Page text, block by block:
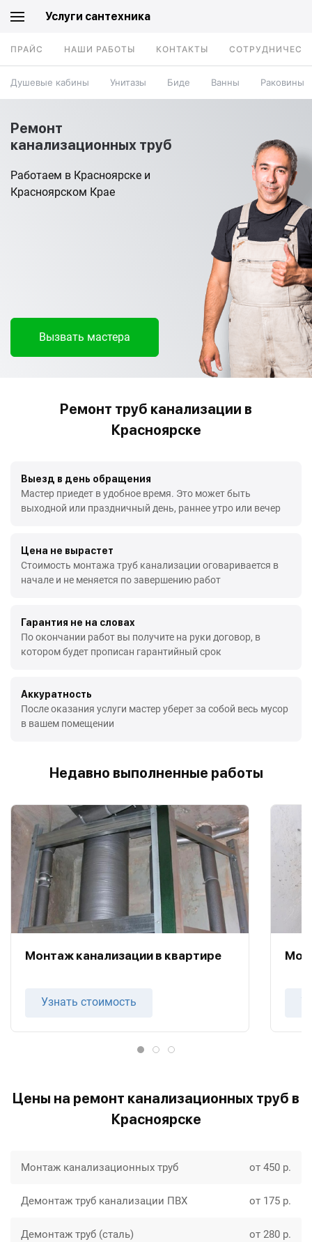
Услуги сантехника
ПРАЙС НАШИ РАБОТЫ КОНТАКТЫ
Душевые кабины Унитазы Биде Ванны Раковины
Ремонт
канализационных труб
Работаем в Красноярске и
Красноярском Крае
Вызвать мастера
Ремонт труб канализации в
Красноярске
Выезд в день обращения
Мастер приедет в удобное время. Это может быть
выходной или праздничный день, раннее утро или вечер
Цена не вырастет
Стоимость монтажа труб канализации оговаривается в
начале и не меняется по завершению работ
Гарантия не на словах
По окончании работ вы получите на руки договор, в
котором будет прописан гарантийный срок
Аккуратность
После оказания услуги мастер уберет за собой весь мусор
в вашем помещении
Недавно выполненные работы
Монтаж канализации в квартире
Узнать стоимость
Цены на ремонт канализационных труб в
Красноярске
Монтаж канализационных труб от 450 р.
Демонтаж труб канализации ПВХ от 175 р.
Демонтаж труб (сталь) от 280 р.